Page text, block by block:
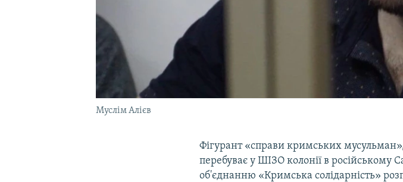
Муслім Алієв
Фігурант «справи кримських
перебуває у ШІЗО колонії в російському
об'єднанню «Кримська солідарність»